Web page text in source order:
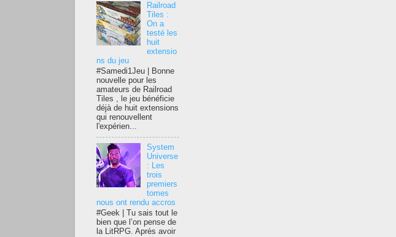
Railroad
Tiles :
On a
testé les
huit
extensio
ns du jeu
#Samedi1Jeu | Bonne
nouvelle pour les
amateurs de Railroad
Tiles , le jeu bénéficie
déjà de huit extensions
qui renouvellent
l'expérien...
System
Universe
: Les
trois
premiers
tomes
nous ont rendu accros
#Geek | Tu sais tout le
bien que l’on pense de
la LitRPG. Après avoir